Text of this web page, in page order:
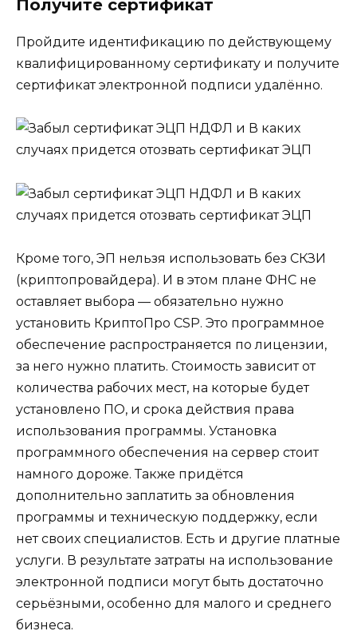
Получите сертификат
Пройдите идентификацию по действующему
квалифицированному сертификату и получите
сертификат электронной подписи удалённо.
Кроме того, ЭП нельзя использовать без СКЗИ
(криптопровайдера). И в этом плане ФНС не
оставляет выбора — обязательно нужно
установить КриптоПро CSP. Это программное
обеспечение распространяется по лицензии,
за него нужно платить. Стоимость зависит от
количества рабочих мест, на которые будет
установлено ПО, и срока действия права
использования программы. Установка
программного обеспечения на сервер стоит
намного дороже. Также придётся
дополнительно заплатить за обновления
программы и техническую поддержку, если
нет своих специалистов. Есть и другие платные
услуги. В результате затраты на использование
электронной подписи могут быть достаточно
серьёзными, особенно для малого и среднего
бизнеса.